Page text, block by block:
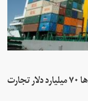
گزارش دولت آمریکا به کنگره: تحریم‌ها ۷۰ میلیارد دلار تجارت